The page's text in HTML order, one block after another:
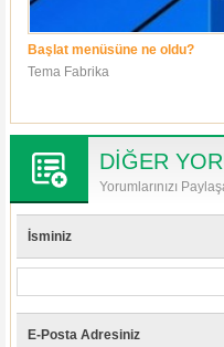
Başlat menüsüne ne oldu?
Tema Fabrika
DİĞER
Yorumlarınızı
İsminiz
E-Posta Adresiniz